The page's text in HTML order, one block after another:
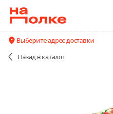
Выберите адрес доставки
Назад в каталог
Рулет Kovis с
12 шт в упаковке
Все поставщики и цены